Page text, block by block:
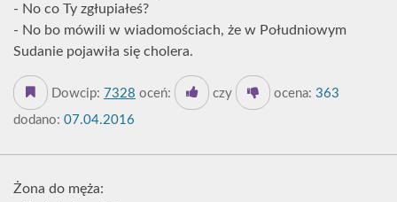
- No co Ty zgłupiałeś?
- No bo mówili w wiadomościach, że w Południowym
Sudanie pojawiła się cholera.
Dowcip: 7328 oceń: czy ocena: 363
dodano: 07.04.2016
Żona do męża: